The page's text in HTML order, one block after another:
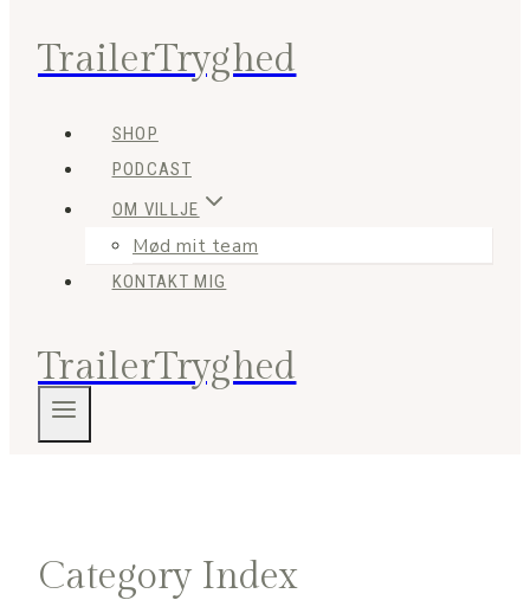
TrailerTryghed
SHOP
PODCAST
OM VILLJE
Mød mit team
KONTAKT MIG
TrailerTryghed
Category Index